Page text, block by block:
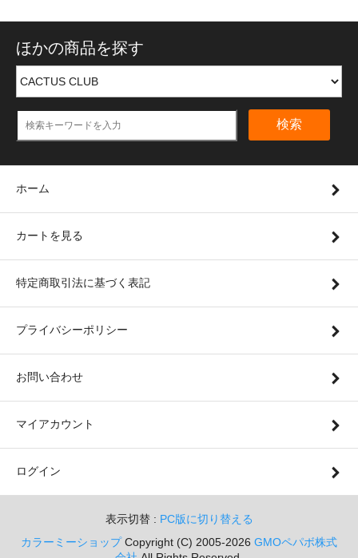
ほかの商品を探す
検索
ホーム
カートを見る
特定商取引法に基づく表記
プライバシーポリシー
お問い合わせ
マイアカウント
ログイン
表示切替 : PC版に切り替える
カラーミーショップCopyright (C) 2005-2026 GMOペパボ株式